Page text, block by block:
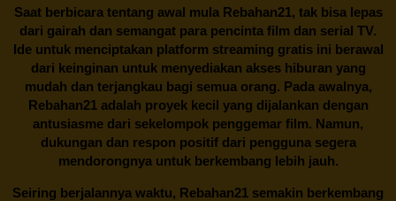
Saat berbicara tentang awal mula Rebahan21, tak bisa lepas
dari gairah dan semangat para pencinta film dan serial TV.
Ide untuk menciptakan platform streaming gratis ini berawal
dari keinginan untuk menyediakan akses hiburan yang
mudah dan terjangkau bagi semua orang. Pada awalnya,
Rebahan21 adalah proyek kecil yang dijalankan dengan
antusiasme dari sekelompok penggemar film. Namun,
dukungan dan respon positif dari pengguna segera
mendorongnya untuk berkembang lebih jauh.
Seiring berjalannya waktu, Rebahan21 semakin berkembang